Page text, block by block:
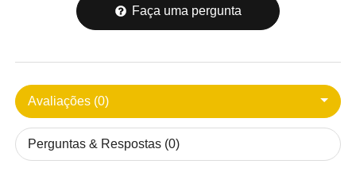
Faça uma pergunta
Avaliações (0)
Perguntas & Respostas (0)